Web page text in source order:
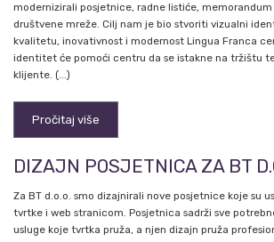
modernizirali posjetnice, radne listiće, memorandum
društvene mreže. Cilj nam je bio stvoriti vizualni
kvalitetu, inovativnost i modernost Lingua Franca
identitet će pomoći centru da se istakne na tržištu
klijente. (...)
Pročitaj više
DIZAJN POSJETNICA ZA BT
Za BT d.o.o. smo dizajnirali nove posjetnice koje su
tvrtke i web stranicom. Posjetnica sadrži sve
usluge koje tvrtka pruža, a njen dizajn pruža